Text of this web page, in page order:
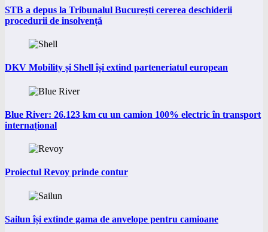
STB a depus la Tribunalul București cererea deschiderii
procedurii de insolvență
DKV Mobility și Shell își extind parteneriatul european
Blue River: 26.123 km cu un camion 100% electric în transport
internațional
Proiectul Revoy prinde contur
Sailun își extinde gama de anvelope pentru camioane